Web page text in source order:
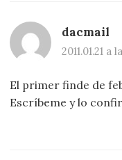
dacmail
2011.01.21 a
El primer finde de
Escríbeme y lo